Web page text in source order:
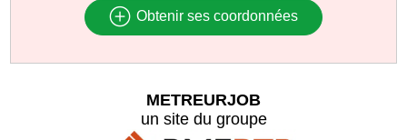
Obtenir ses coordonnées
METREURJOB
un site du groupe